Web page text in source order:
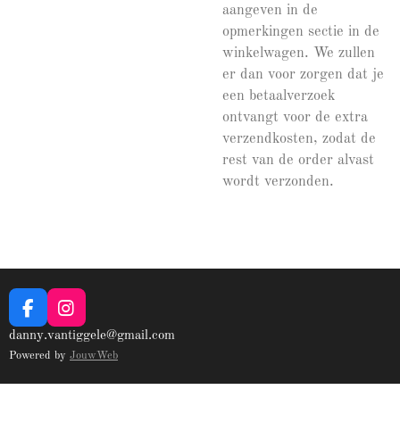
aangeven in de
opmerkingen sectie in de
winkelwagen. We zullen
er dan voor zorgen dat je
een betaalverzoek
ontvangt voor de extra
verzendkosten, zodat de
rest van de order alvast
wordt verzonden.
F
a
b
I
n
t
a
danny.vantiggele@gmail.com
Powered by JouwWeb